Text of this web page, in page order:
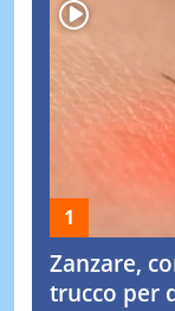
Zanzare,
trucco per